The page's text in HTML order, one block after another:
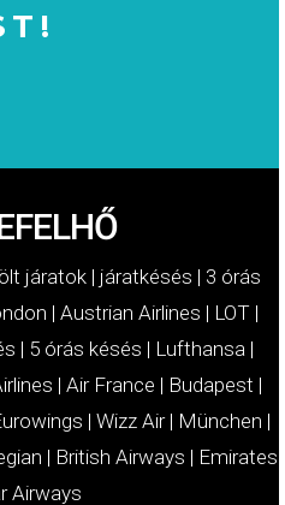
járatok | járatkésés | 3 órás
| Austrian Airlines | LOT|
| 5 órás késés | Lufthansa |
| Air France | Budapest |
| Wizz Air| München |
| British Airways | Emirates
Airways